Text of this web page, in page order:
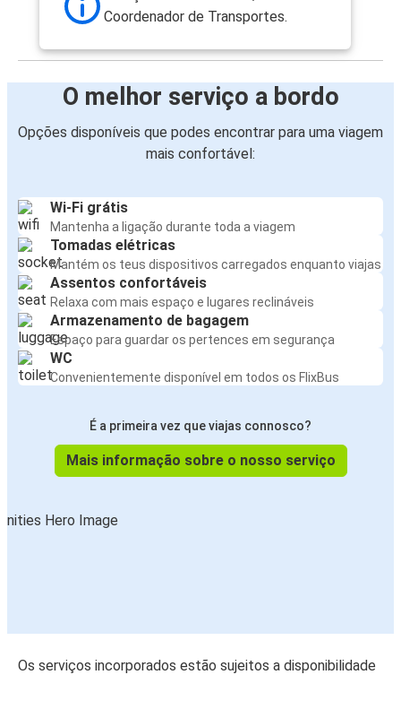
Coordenador de Transportes.
O melhor serviço a bordo
Opções disponíveis que podes encontrar para uma viagem
mais confortável:
Wi-Fi grátis
Mantenha a ligação durante toda a viagem
Tomadas elétricas
Mantém os teus dispositivos carregados enquanto viajas
Assentos confortáveis
Relaxa com mais espaço e lugares reclináveis
Armazenamento de bagagem
Espaço para guardar os pertences em segurança
WC
Convenientemente disponível em todos os FlixBus
É a primeira vez que viajas connosco?
Mais informação sobre o nosso serviço
Os serviços incorporados estão sujeitos a disponibilidade